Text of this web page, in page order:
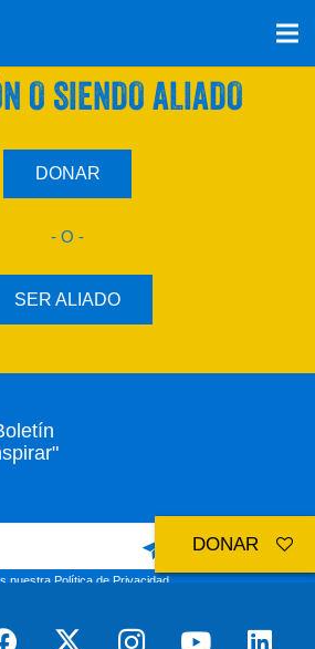
PLAN CON UNA
O SIENDO ALIADO
DONAR
- O -
SER ALIADO
nuestraPolítica de Privacidad
DONAR